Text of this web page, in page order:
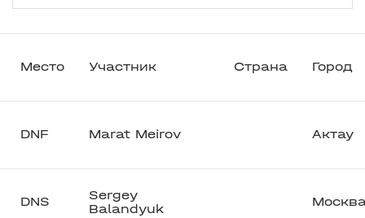
Место Участник Страна Город
DNF Marat Meirov Актау
DNS
Sergey
Balandyuk